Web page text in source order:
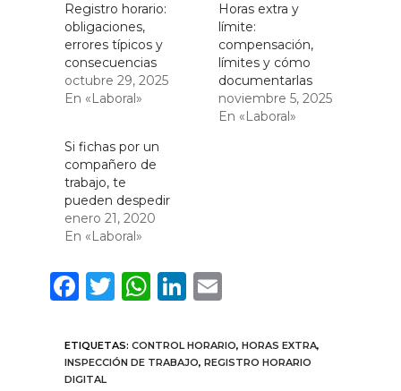
Registro horario:
obligaciones,
errores típicos y
consecuencias
octubre 29, 2025
En «Laboral»
Horas extra y
límite:
compensación,
límites y cómo
documentarlas
noviembre 5, 2025
En «Laboral»
Si fichas por un
compañero de
trabajo, te
pueden despedir
enero 21, 2020
En «Laboral»
F
c
e
T
it
te
W
a
ts
Li
k
e
ai
l
ETIQUETAS: CONTROL HORARIO, HORAS EXTRA,
INSPECCIÓN DE TRABAJO, REGISTRO HORARIO
DIGITAL